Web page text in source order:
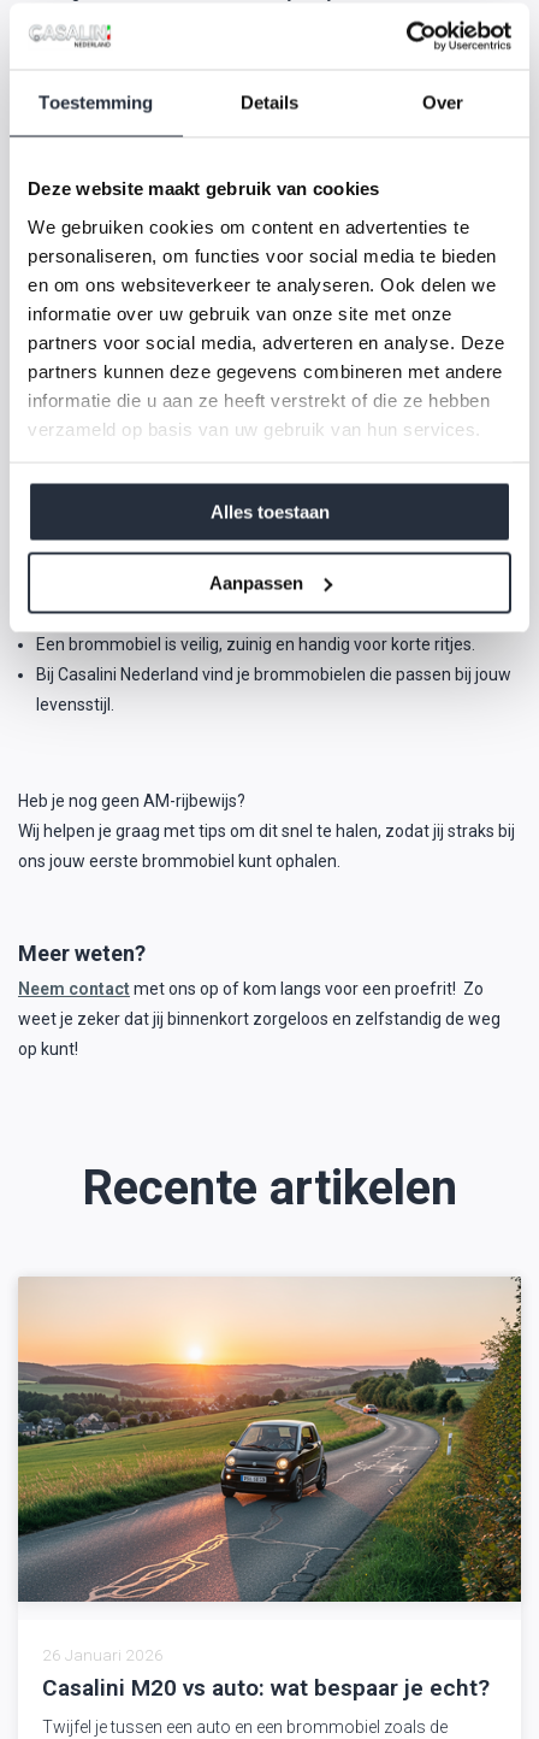
Toestemming Details Over
Deze website maakt gebruik van cookies
We gebruiken cookies om content en advertenties te
personaliseren, om functies voor social media te bieden
en om ons websiteverkeer te analyseren. Ook delen we
informatie over uw gebruik van onze site met onze
partners voor social media, adverteren en analyse. Deze
partners kunnen deze gegevens combineren met andere
informatie die u aan ze heeft verstrekt of die ze hebben
verzameld op basis van uw gebruik van hun services.
Alles toestaan
Aanpassen
Zodra je je AM-rijbewijs op zak hebt (of als je dat al hebt), kun je bij
hebben stijlvolle, comfortabele modellen die perfect zijn voor
zelfstandig willen blijven rijden.
We nemen graag de tijd om samen met jou te kijken welk model
het beste past bij jouw wensen en situatie. En heb je nog vragen
over het rijbewijs of de regels? Geen probleem, wij helpen je op
weg.
brommobiel rijden? Denk dan aan het volgende:
Je moet minimaal 16 jaar oud zijn.
Je hebt een AM-rijbewijs nodig (tenzij je vóór 1-1-1988 bent
geboren of een autorijbewijs hebt).
Een brommobiel is veilig, zuinig en handig voor korte ritjes.
Bij Casalini Nederland vind je brommobielen die passen bij jouw
levensstijl.
Heb je nog geen AM-rijbewijs?
Wij helpen je graag met tips om dit snel te halen, zodat jij straks bij
ons jouw eerste brommobiel kunt ophalen.
Meer weten?
Neem contactmet ons op of kom langs voor een proefrit! Zo
weet je zeker dat jij binnenkort zorgeloos en zelfstandig de weg
op kunt!
Recente artikelen
26 Januari 2026
Casalini M20 vs auto: wat bespaar je echt?
Twijfel je tussen een auto en een brommobiel zoals de